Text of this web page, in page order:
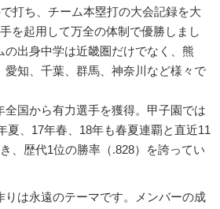
打ち、チーム本塁打の大会記録を大
を起用して万全の体制で優勝しまし
の出身中学は近畿圏だけでなく、熊
愛知、千葉、群馬、神奈川など様々で
全国から有力選手を獲得。甲子園では
夏、17年春、18年も春夏連覇と直近11
、歴代1位の勝率（.828）を誇ってい
りは永遠のテーマです。メンバーの成